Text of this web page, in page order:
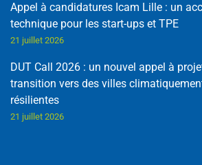
Appel à candidatures Icam Lille : un
technique pour les start-ups et TPE
21 juillet 2026
DUT Call 2026 : un nouvel appel à
transition vers des villes
résilientes
21 juillet 2026